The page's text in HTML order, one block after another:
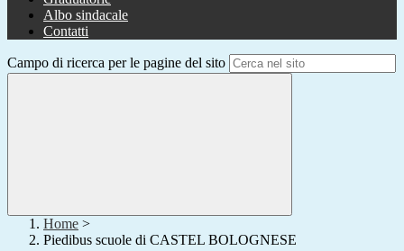
Albo sindacale
Contatti
Campo di ricerca per le pagine del sito
Home >
Piedibus scuole di CASTEL BOLOGNESE